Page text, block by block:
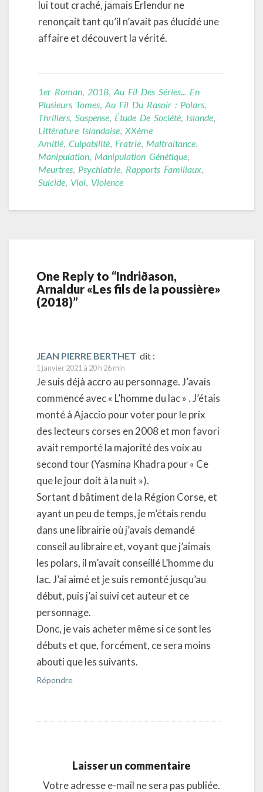
lui tout craché, jamais Erlendur ne
renonçait tant qu’il n’avait pas élucidé une
affaire et découvert la vérité.
1er Roman, 2018, Au Fil Des Séries... En
Plusieurs Tomes, Au Fil Du Rasoir : Polars,
Thrillers, Suspense, Étude De Société, Islande,
Littérature Islandaise, XXème
Amitié, Culpabilité, Fratrie, Maltraitance,
Manipulation, Manipulation Génétique,
Meurtres, Psychiatrie, Rapports Familiaux,
Suicide, Viol, Violence
One Reply to “Indriðason,
Arnaldur «Les fils de la poussière»
(2018)”
JEAN PIERRE BERTHET dit :
1 janvier 2021 à 20 h 26 min
Je suis déjà accro au personnage. J’avais
commencé avec « L’homme du lac » . J’étais
monté à Ajaccio pour voter pour le prix
des lecteurs corses en 2008 et mon favori
avait remporté la majorité des voix au
second tour (Yasmina Khadra pour « Ce
que le jour doit à la nuit »).
Sortant d bâtiment de la Région Corse, et
ayant un peu de temps, je m’étais rendu
dans une librairie où j’avais demandé
conseil au libraire et, voyant que j’aimais
les polars, il m’avait conseillé L’homme du
lac. J’ai aimé et je suis remonté jusqu’au
début, puis j’ai suivi cet auteur et ce
personnage.
Donc, je vais acheter même si ce sont les
débuts et que, forcément, ce sera moins
abouti que les suivants.
Répondre
Laisser un commentaire
Votre adresse e-mail ne sera pas publiée.